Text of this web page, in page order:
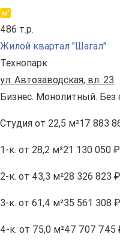
486 т.р.
Жилой квартал "Шагал"
Технопарк
ул. Автозаводская, вл. 23
Бизнес. Монолитный. Без
Студия от 22,5 м²17 883
1-к. от 28,2 м²21 130 050 ₽
2-к. от 43,3 м²28 326 823 ₽
3-к. от 61,4 м²35 561 308 ₽
4-к. от 75,0 м²47 707 745